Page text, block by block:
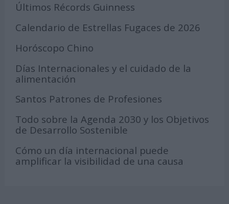
Últimos Récords Guinness
Calendario de Estrellas Fugaces de 2026
Horóscopo Chino
Días Internacionales y el cuidado de la
alimentación
Santos Patrones de Profesiones
Todo sobre la Agenda 2030 y los Objetivos
de Desarrollo Sostenible
Cómo un día internacional puede
amplificar la visibilidad de una causa